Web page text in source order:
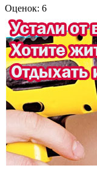
Оценок: 6